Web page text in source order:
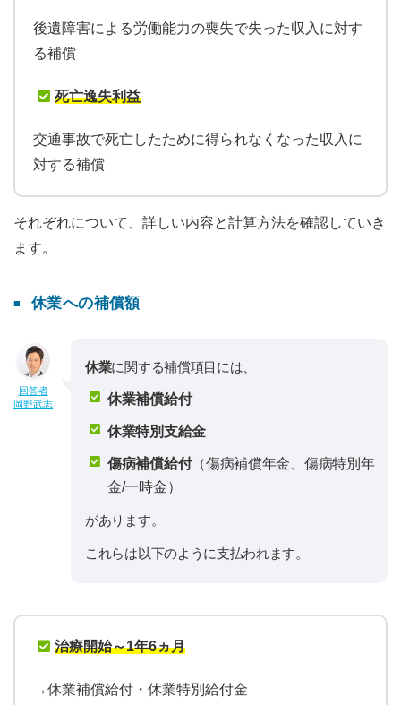
後遺障害による労働能力の喪失で失った収入に対す
る補償
死亡逸失利益
交通事故で死亡したために得られなくなった収入に
対する補償
それぞれについて、詳しい内容と計算方法を確認していき
ます。
休業への補償額
回答者
岡野武志
休業に関する補償項目には、
休業補償給付
休業特別支給金
傷病補償給付（傷病補償年金、傷病特別年
金/一時金）
があります。
これらは以下のように支払われます。
治療開始～1年6ヵ月
→休業補償給付・休業特別給付金